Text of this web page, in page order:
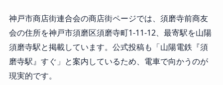
神戸市商店街連合会の商店街ページでは、須磨寺前商友
会の住所を神戸市須磨区須磨寺町1-11-12、最寄駅を山陽
須磨寺駅と掲載しています。公式投稿も「山陽電鉄『須
磨寺駅』すぐ」と案内しているため、電車で向かうのが
現実的です。